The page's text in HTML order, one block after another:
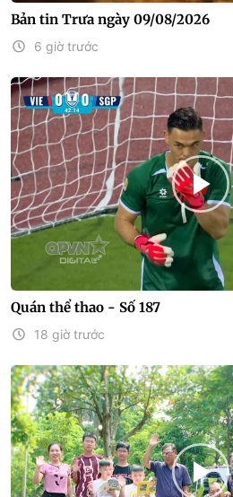
Bản tin Trưa ngày 09/08/2026
6 giờ trước
Quán thể thao - Số 187
18 giờ trước